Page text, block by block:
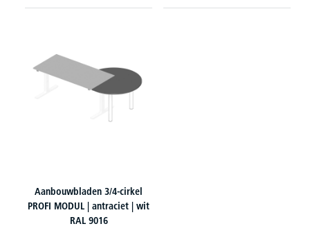
Aanbouwbladen 3/4-cirkel
PROFI MODUL | antraciet | wit
RAL 9016